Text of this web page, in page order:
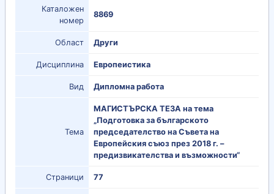
Каталожен
номер
8869
Област Други
Дисциплина Европеистика
Вид Дипломна работа
Тема
МАГИСТЪРСКА ТЕЗА на тема
„Подготовка за българското
председателство на Съвета на
Европейския съюз през 2018 г. –
предизвикателства и възможности“
Страници 77